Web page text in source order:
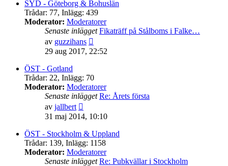
SYD - Göteborg & Bohuslän
Trådar: 77, Inlägg: 439
Moderator: Moderatorer
Senaste inlägget Fikaträff på Stålboms i Falke…
av guzzihans
till
inlägget
29 aug 2017, 22:52
ÖST - Gotland
Trådar: 22, Inlägg: 70
Moderator: Moderatorer
Senaste inlägget Re: Årets första
av jallbert
till
det
senaste
inlägget
31 maj 2014, 10:10
ÖST - Stockholm & Uppland
Trådar: 139, Inlägg: 1158
Moderator: Moderatorer
Senaste inlägget Re: Pubkvällar i Stockholm